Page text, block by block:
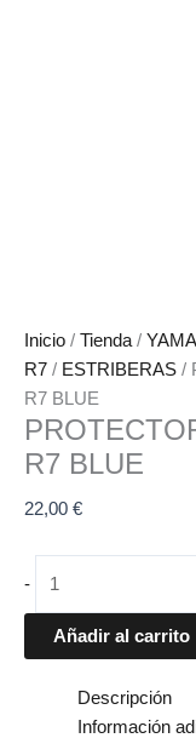
Inicio / Tienda /
R7 / ESTRIBERAS /
R7 BLUE
R7 BLUE
22,00 €
-
Añadir al carrito
Descripción
Información